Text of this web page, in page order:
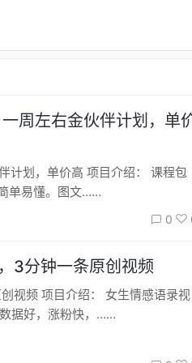
周左右金伙伴计划，单
目介绍： 课程包
单易懂。图文……
0
3分钟一条原创视频
感语录视
据好，涨粉快，……